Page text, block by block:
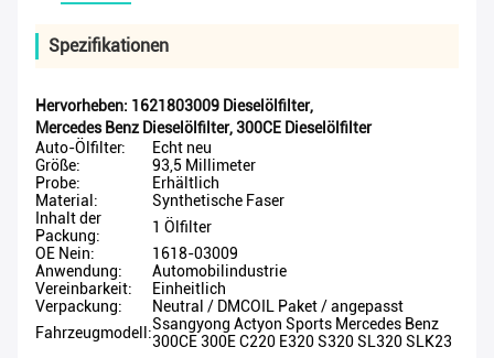
Spezifikationen
Hervorheben: 1621803009 Dieselölfilter,
Mercedes Benz Dieselölfilter,300CE Dieselölfilter
Auto-Ölfilter:
Echt neu
Größe:
93,5 Millimeter
Probe:
Erhältlich
Material:
Synthetische Faser
Inhalt der
Packung:
1 Ölfilter
OE Nein:
1618-03009
Anwendung:
Automobilindustrie
Vereinbarkeit:
Einheitlich
Verpackung:
Neutral / DMCOIL Paket / angepasst
Fahrzeugmodell:Ssangyong Actyon Sports Mercedes Benz
300CE 300E C220 E320 S320 SL320 SLK23